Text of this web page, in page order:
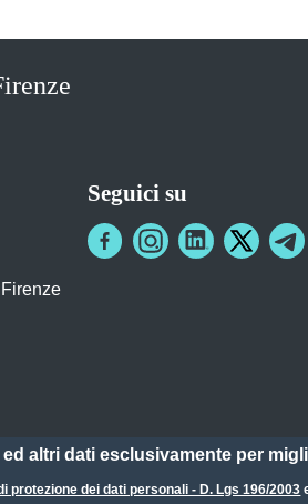
Seguici su
altri dati esclusivamente per
protezione dei dati personali - D. Lgs 196/2003